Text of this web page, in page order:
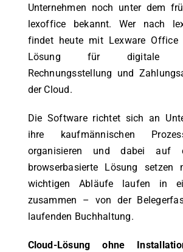
Unternehmen noch unter dem
lexoffice bekannt. Wer nach
findet heute mit Lexware Office
Lösung für digitale
Rechnungsstellung und
der Cloud.
Die Software richtet sich an
ihre kaufmännischen
organisieren und dabei auf
browserbasierte Lösung setzen
wichtigen Abläufe laufen in
zusammen – von der
laufenden Buchhaltung.
Cloud-Lösung ohne